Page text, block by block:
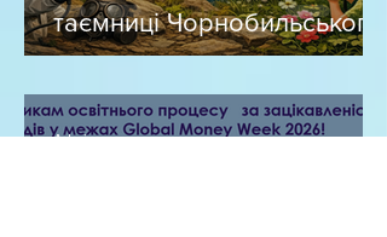
таємниці Чорнобильського
біосферного заповідника ”
Admin